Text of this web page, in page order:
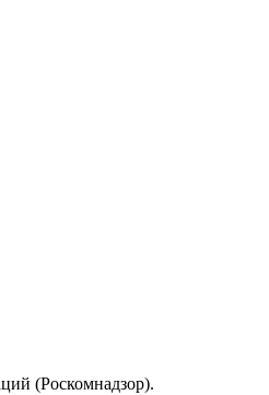
(Роскомнадзор).